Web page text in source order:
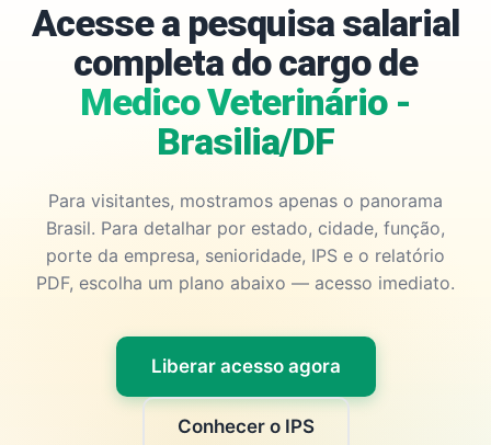
Acesse a pesquisa salarial
completa do cargo de
Medico Veterinário -
Brasilia/DF
Para visitantes, mostramos apenas o panorama
Brasil. Para detalhar por estado, cidade, função,
porte da empresa, senioridade, IPS e o relatório
PDF, escolha um plano abaixo — acesso imediato.
Liberar acesso agora
Conhecer o IPS